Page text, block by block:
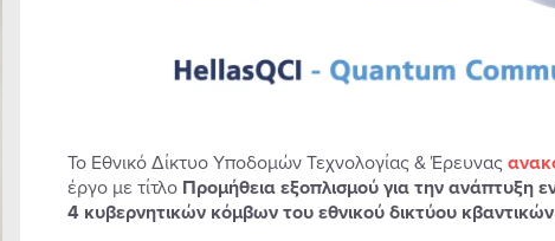
Το Εθνικό Δίκτυο Υποδομών Τεχνολογίας & Έρευνας
έργο με τίτλο Προμήθεια εξοπλισμού για την ανάπτυξη
4 κυβερνητικών κόμβων του εθνικού δικτύου